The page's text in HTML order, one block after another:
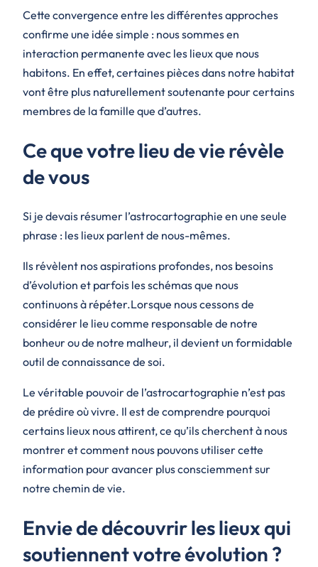
Cette convergence entre les différentes approches
confirme une idée simple : nous sommes en
interaction permanente avec les lieux que nous
habitons. En effet, certaines pièces dans notre habitat
vont être plus naturellement soutenante pour certains
membres de la famille que d’autres.
Ce que votre lieu de vie révèle
de vous
Si je devais résumer l’astrocartographie en une seule
phrase : les lieux parlent de nous-mêmes.
Ils révèlent nos aspirations profondes, nos besoins
d’évolution et parfois les schémas que nous
continuons à répéter.Lorsque nous cessons de
considérer le lieu comme responsable de notre
bonheur ou de notre malheur, il devient un formidable
outil de connaissance de soi.
Le véritable pouvoir de l’astrocartographie n’est pas
de prédire où vivre. Il est de comprendre pourquoi
certains lieux nous attirent, ce qu’ils cherchent à nous
montrer et comment nous pouvons utiliser cette
information pour avancer plus consciemment sur
notre chemin de vie.
Envie de découvrir les lieux qui
soutiennent votre évolution ?